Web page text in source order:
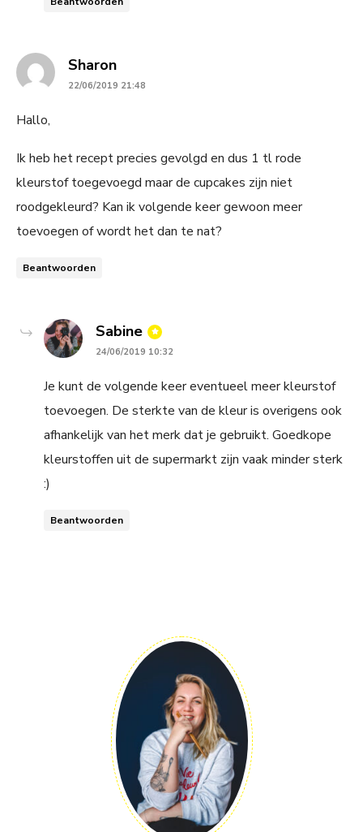
Sharonsays:
22/06/2019 21:48
Hallo,
Ik heb het recept precies gevolgd en dus 1 tl rode
kleurstof toegevoegd maar de cupcakes zijn niet
roodgekleurd? Kan ik volgende keer gewoon meer
toevoegen of wordt het dan te nat?
Beantwoorden
Sabine says:
24/06/2019 10:32
Je kunt de volgende keer eventueel meer kleurstof
toevoegen. De sterkte van de kleur is overigens ook
afhankelijk van het merk dat je gebruikt. Goedkope
kleurstoffen uit de supermarkt zijn vaak minder sterk
:)
Beantwoorden